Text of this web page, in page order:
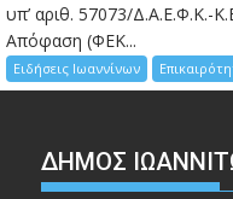
υπ’ αριθ. 57073/Δ.Α.Ε.Φ.Κ.-
Απόφαση (ΦΕΚ...
Ειδήσεις Ιωαννίνων
ΔΗΜΟΣ